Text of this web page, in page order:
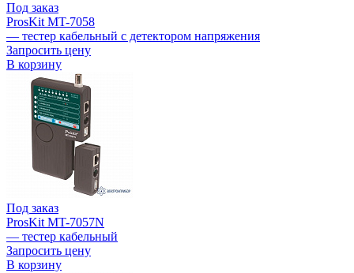
Под заказ
ProsKit MT-7058
— тестер кабельный с детектором напряжения
Запросить цену
В корзину
Под заказ
ProsKit MT-7057N
— тестер кабельный
Запросить цену
В корзину